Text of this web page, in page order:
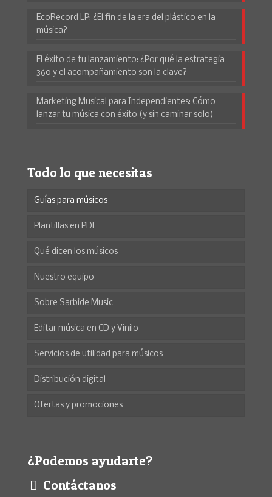
EcoRecord LP: ¿El fin de la era del plástico en la
música?
El éxito de tu lanzamiento: ¿Por qué la estrategia
360 y el acompañamiento son la clave?
Marketing Musical para Independientes: Cómo
lanzar tu música con éxito (y sin caminar solo)
Todo lo que necesitas
Guías para músicos
Plantillas en PDF
Qué dicen los músicos
Nuestro equipo
Sobre Sarbide Music
Editar música en CD y Vinilo
Servicios de utilidad para músicos
Distribución digital
Ofertas y promociones
¿Podemos ayudarte?
Contáctanos